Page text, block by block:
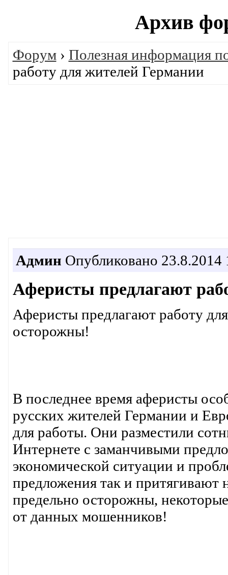
Архив
Форум› Полезная информация
работу для жителей Германии
Админ Опубликовано 23.8.2014
Аферисты предлагают
Аферисты предлагают работу
осторожны!
В последнее время аферисты
русских жителей Германии и
для работы. Они разместили
Интернете с заманчивыми
экономической ситуации и
предложения так и притягивают
предельно осторожны,
от данных мошенников!